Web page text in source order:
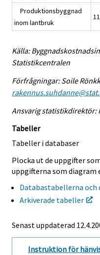
Produktionsbyggnad
inom lantbruk
Källa:
Statistikcentralen
Förfrågningar: Soile
Ansvarig statistikdirektör:
Tabeller
Tabeller i databaser
Plocka ut de uppgifter
uppgifterna som diagram
Databastabellerna och
Arkiverade tabeller
Senast uppdaterad
Instruktion för